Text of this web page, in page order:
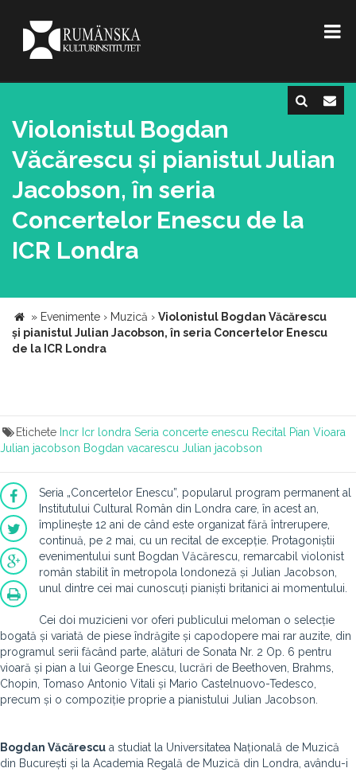
Violonistul Bogdan
Văcărescu și pianistul Julian
Jacobson, în seria
Concertelor Enescu de la
ICR Londra
» Evenimente › Muzică › Violonistul Bogdan Văcărescu
și pianistul Julian Jacobson, în seria Concertelor Enescu
de la ICR Londra
Etichete Incr Icr londra Seria concerte enescu Recital Pian Vioara
Julian jacobson Bogdan vacarescu Julian jacobson
Seria „Concertelor Enescu”, popularul program permanent al
Institutului Cultural Român din Londra care, în acest an,
împlinește 12 ani de când este organizat fără întrerupere,
continuă, pe 2 mai, cu un recital de excepție. Protagoniștii
evenimentului sunt Bogdan Văcărescu, remarcabil violonist
român stabilit în metropola londoneză și Julian Jacobson,
unul dintre cei mai cunoscuți pianiști britanici ai momentului.
Cei doi muzicieni vor oferi publicului meloman o selecție
bogată și variată de piese îndrăgite și capodopere mai rar auzite, din
programul serii făcând parte, alături de Sonata Nr. 2 Op. 6 pentru
vioară și pian a lui George Enescu, lucrări de Beethoven, Brahms,
Chopin, Tomaso Antonio Vitali și Mario Castelnuovo-Tedesco,
precum și o compoziție proprie a pianistului Julian Jacobson.
Bogdan Văcărescu a studiat la Universitatea Națională de Muzică
din București și la Academia Regală de Muzică din Londra, avându-i